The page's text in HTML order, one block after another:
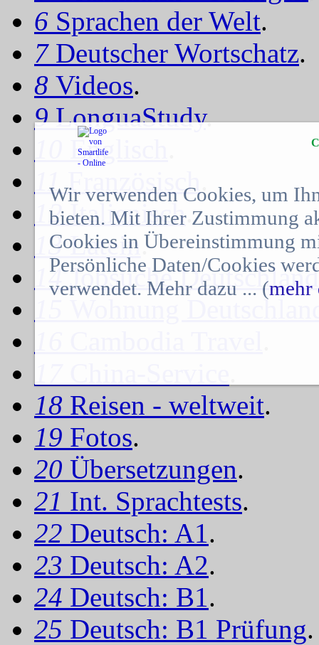
6 Sprachen der Welt.
7 Deutscher Wortschatz.
8 Videos.
9LonguaStudy.
Englisch
11Französisch
12Italienisch.
13Latein.
14Jobsuche Deutschland
Wohnung
18 Reisen - weltweit.
19 Fotos.
20 Übersetzungen.
21 Int. Sprachtests.
22 Deutsch: A1.
23 Deutsch: A2.
24 Deutsch: B1.
25 Deutsch: B1 Prüfung.
Wir verwenden Cookies, um
bieten. Mit Ihrer Zustimmung
Cookies in Übereinstimmung
Persönliche Daten/Cookies
verwendet. Mehr dazu ... (mehr